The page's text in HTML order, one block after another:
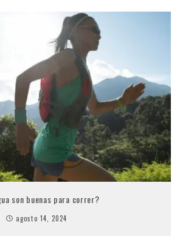
son buenas para correr?
agosto 14, 2024